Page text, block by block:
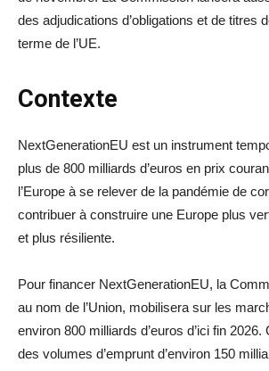
des adjudications d’obligations et de titres
terme de l’UE.
Contexte
NextGenerationEU est un instrument
plus de 800 milliards d’euros en prix
l’Europe à se relever de la pandémie de
contribuer à construire une Europe plus
et plus résiliente.
Pour financer NextGenerationEU, la
au nom de l’Union, mobilisera sur les
environ 800 milliards d’euros d’ici fin
des volumes d’emprunt d’environ 150